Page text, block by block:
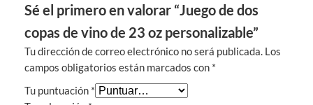
p
a
s
v
Sé el primero en valorar “Juego de dos
copas de vino de 23 oz personalizable”
Tu dirección de correo electrónico no será publicada. Los
campos obligatorios están marcados con *
Tu puntuación *